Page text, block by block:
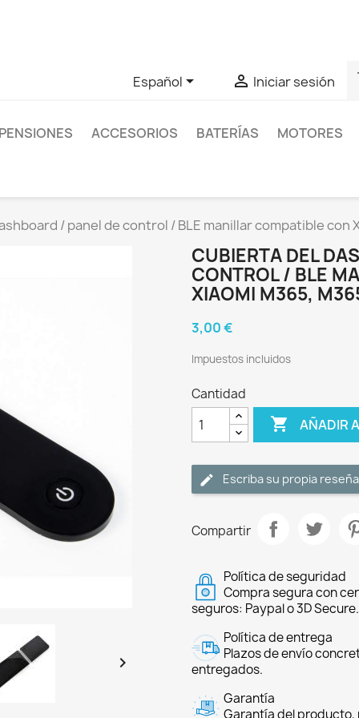
Español  Iniciar sesión
ACCESORIOS BATERÍAS MOTORES
/ panel de control / BLE manillar compatible con

CUBIERTA DEL
CONTROL / BLE
XIAOMI M365,
3,00 €
Impuestos incluidos
Cantidad
 AÑADIR
Escriba su propia reseña
Compartir
Política de seguridad
Compra segura con
seguros: Paypal o 3D Secure.
Política de entrega
Plazos de envío
entregados.
Garantía
Garantía del producto,